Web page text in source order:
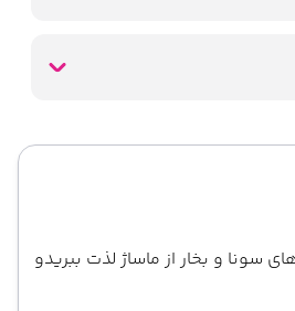
سونا و بخار از ماساژ لذت ببریدو